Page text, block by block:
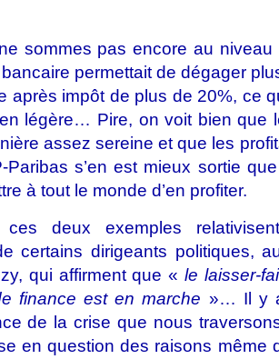
sommes pas encore au
permettait de dégager
après impôt de plus de 20%, ce
légère… Pire, on voit bien que
assez sereine et que les
Paribas s’en est mieux sortie
à tout le monde d’en profiter.
ces deux exemples
certains dirigeants politiques,
qui affirment que «le laisser-
finance est en marche »… Il y
de la crise que nous
en question des raisons même